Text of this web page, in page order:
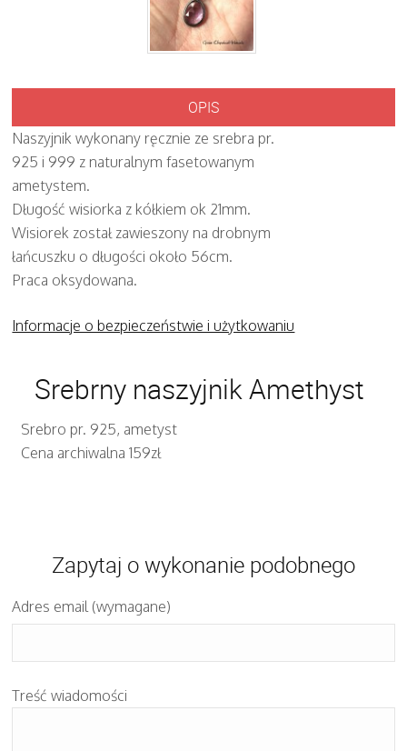
OPIS
Naszyjnik wykonany ręcznie ze srebra pr.
925 i 999 z naturalnym fasetowanym
ametystem.
Długość wisiorka z kółkiem ok 21mm.
Wisiorek został zawieszony na drobnym
łańcuszku o długości około 56cm.
Praca oksydowana.
Informacje o bezpieczeństwie i użytkowaniu
Srebrny naszyjnik Amethyst
Srebro pr. 925, ametyst
Cena archiwalna 159zł
Zapytaj o wykonanie podobnego
Adres email (wymagane)
Treść wiadomości